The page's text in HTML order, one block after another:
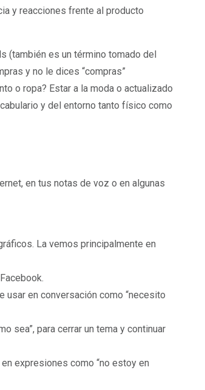
y reacciones frente al producto
(también es un término tomado del
y no le dices “compras”
o ropa? Estar a la moda o actualizado
y del entorno tanto físico como
en tus notas de voz o en algunas
La vemos principalmente en
en conversación como “necesito
sea”, para cerrar un tema y continuar
expresiones como “no estoy en